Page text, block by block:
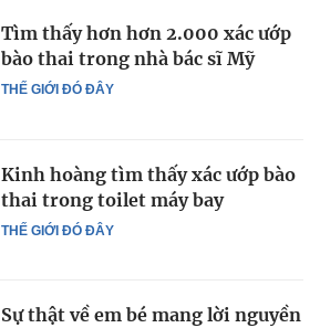
THẾ GIỚI ĐÓ ĐÂY
Tìm thấy hơn hơn 2.000 xác ướp
bào thai trong nhà bác sĩ Mỹ
THẾ GIỚI ĐÓ ĐÂY
Kinh hoàng tìm thấy xác ướp bào
thai trong toilet máy bay
Sự thật về em bé mang lời nguyền